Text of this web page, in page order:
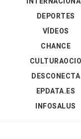
DEPORTES
VÍDEOS
CHANCE
CULTURAOCIO
DESCONECTA
EPDATA.ES
INFOSALUS